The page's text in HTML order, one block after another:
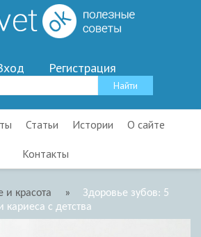
Регистрация
Статьи Истории О сайте
Контакты
и красота »
Здоровье зубов: 5
кариеса с детства